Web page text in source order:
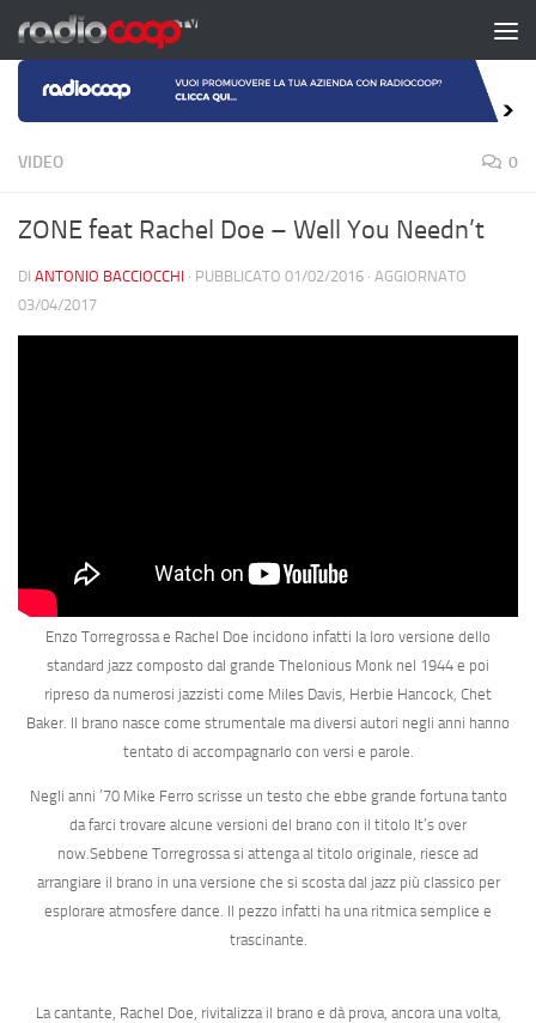
Salta al contenuto
VIDEO 0
ZONE feat Rachel Doe – Well You Needn’t
DI ANTONIO BACCIOCCHI · PUBBLICATO 01/02/2016 · AGGIORNATO
03/04/2017
Enzo Torregrossa e Rachel Doe incidono infatti la loro versione dello
standard jazz composto dal grande Thelonious Monk nel 1944 e poi
ripreso da numerosi jazzisti come Miles Davis, Herbie Hancock, Chet
Baker. Il brano nasce come strumentale ma diversi autori negli anni hanno
tentato di accompagnarlo con versi e parole.
Negli anni ’70 Mike Ferro scrisse un testo che ebbe grande fortuna tanto
da farci trovare alcune versioni del brano con il titolo It’s over
now .Sebbene Torregrossa si attenga al titolo originale, riesce ad
arrangiare il brano in una versione che si scosta dal jazz più classico per
esplorare atmosfere dance . Il pezzo infatti ha una ritmica semplice e
trascinante.
La cantante, Rachel Doe, rivitalizza il brano e dà prova, ancora una volta,